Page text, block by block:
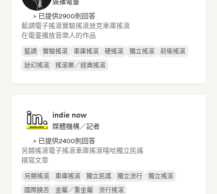
> 已提供2900則回答
藍調電子搖滾實驗搖滾放克車庫搖滾
在電臺播放音樂人的作品
藍調 實驗搖滾 車庫搖滾 硬搖滾 獨立搖滾
前衛搖滾
迷幻搖滾
搖滾樂／經典搖滾
indie now
媒體機構／記者
> 已提供2400則回答
另類搖滾電子搖滾車庫搖滾嘻哈獨立民謠
撰寫文章
另類搖滾 車庫搖滾 獨立民謠 獨立流行
獨立搖滾
國際饒舌
金屬／重金屬 流行搖滾